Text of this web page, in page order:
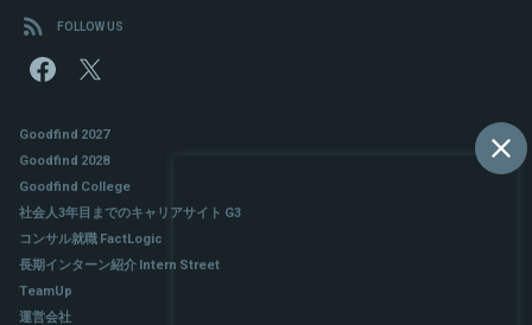
FOLLOW US
Goodfind 2027
Goodfind 2028
Goodfind College
社会人3年目までのキャリアサイト G3
コンサル就職 FactLogic
長期インターン紹介 Intern Street
TeamUp
運営会社